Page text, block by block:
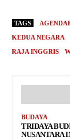
TAGS
KEDUA NEGARA
RAJA INGGRIS
BUDAYA
TRIDAYA
NUSANTARA